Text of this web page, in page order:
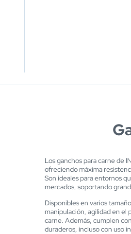
Los ganchos para carne de
ofreciendo máxima
Son ideales para entornos
mercados, soportando
Disponibles en varios
manipulación, agilidad en el
carne. Además, cumplen
duraderos, incluso con uso